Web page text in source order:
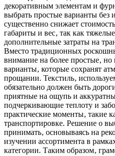
декоративным элементам и
выбрать простые варианты без
существенно снижает
габариты и вес‚ так как
дополнительные затраты на
Вместо традиционных
внимание на более простые‚
варианты‚ которые сохранят
прощании. Текстиль‚
обязательно должен быть
приятные на ощупь и
подчеркивающие теплоту и
практические моменты‚ такие
транспортировке. Решение о
принимать‚ основываясь на
изучении ассортимента в
категории. Таким образом‚